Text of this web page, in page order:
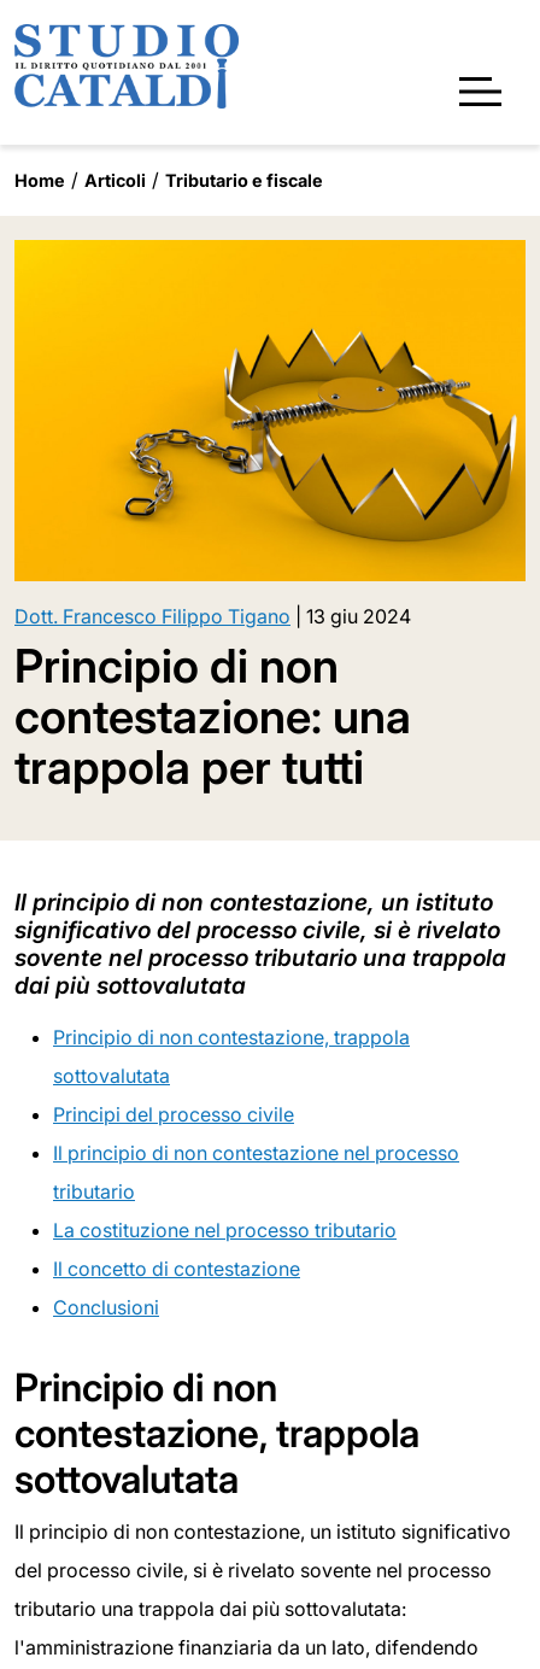
Home Articoli Tributario e fiscale
Dott. Francesco Filippo Tigano 13 giu 2024
Principio di non
contestazione: una
trappola per tutti
Il principio di non contestazione, un istituto
significativo del processo civile, si è rivelato
sovente nel processo tributario una trappola
dai più sottovalutata
Principio di non contestazione, trappola
sottovalutata
Principi del processo civile
Il principio di non contestazione nel processo
tributario
La costituzione nel processo tributario
Il concetto di contestazione
Conclusioni
Principio di non
contestazione, trappola
sottovalutata
Il principio di non contestazione, un istituto significativo
del processo civile, si è rivelato sovente nel processo
tributario una trappola dai più sottovalutata:
l'amministrazione finanziaria da un lato, difendendo